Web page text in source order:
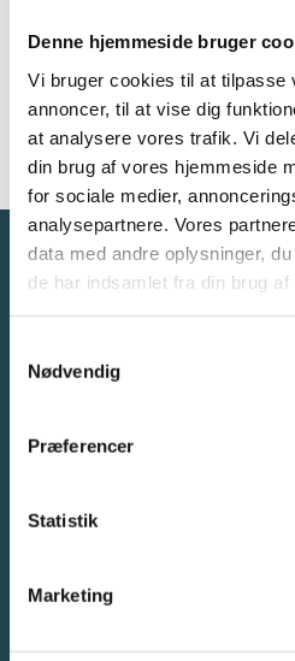
Denne hjemmeside bruger
Vi bruger cookies til at tilpasse
annoncer, til at vise dig
at analysere vores trafik. Vi
din brug af vores hjemmeside
for sociale medier,
analysepartnere. Vores
data med andre oplysninger,
de har indsamlet fra din brug af
Nødvendig
Præferencer
Statistik
Marketing
SE ALLE NYHEDER
brancheorganisation
af
ca. 1.200
caféer, barer, natklubber,
Find os på Skindergade 7,
FØLG MED PÅ DRC'S